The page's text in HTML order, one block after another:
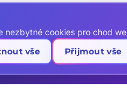
vám tato
makléři a domluvte si
nezbytné cookies pro chod
vše Přijmout vše